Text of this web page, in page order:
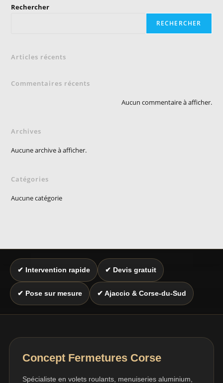
Rechercher
RECHERCHER
Articles récents
Commentaires récents
Aucun commentaire à afficher.
Archives
Aucune archive à afficher.
Catégories
Aucune catégorie
✔ Intervention rapide ✔ Devis gratuit
✔ Pose sur mesure ✔ Ajaccio & Corse-du-Sud
Concept Fermetures Corse
Spécialiste en volets roulants, menuiseries aluminium,